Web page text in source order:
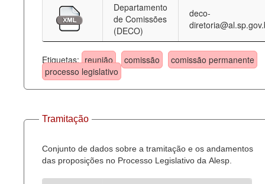
Departamento
de Comissões
(DECO)
deco-
Etiquetas: reunião comissão
comissão permanente
processo legislativo
Tramitação
Conjunto de dados sobre a tramitação e os andamentos
das proposições no Processo Legislativo da Alesp.